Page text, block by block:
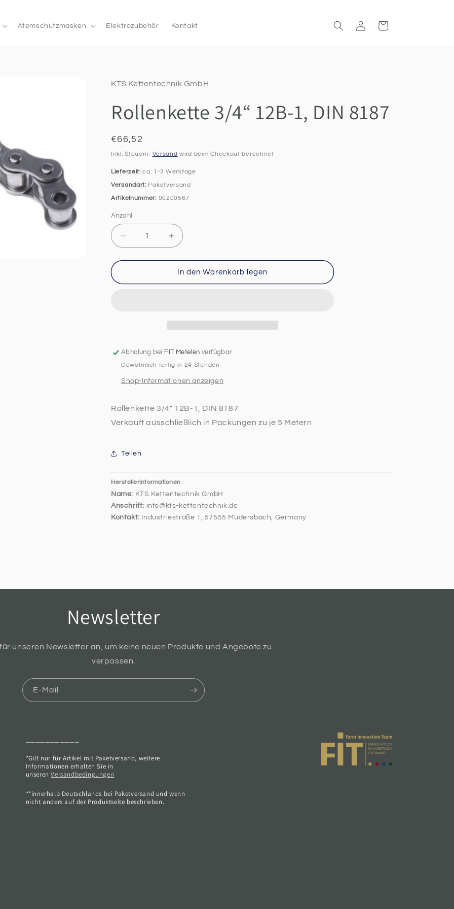
Atemschutzmasken Elektrozubehör Kontakt EinloggenWarenkorb
KTS Kettentechnik GmbH
Rollenkette 3/4“ 12B-1, DIN 8187
Normaler
Preis
€66,52
Inkl. Steuern. Versand wird beim Checkout berechnet
Lieferzeit: ca. 1-3 Werktage
Versandart: Paketversand
Artikelnummer:00200567
Anzahl
Anzahl
Verringere
die
Menge
Rollenkette
Erhöhe
die
Menge
für
Rollenkette
In den Warenkorb legen
Abholung bei FIT Metelen verfügbar
Gewöhnlich fertig in 24 Stunden
Shop-Informationen anzeigen
Rollenkette 3/4" 12B-1, DIN 8187
Verkauft ausschließlich in Packungen zu je 5 Metern
Teilen
Herstellerinformationen
Name: KTS Kettentechnik GmbH
Anschrift: info@kts-kettentechnik.de
Kontakt: Industriestraße 1, 57555 Mudersbach, Germany
Newsletter
unseren Newsletter an, um keine neuen Produkte und Angebote zu
verpassen.
E-Mail
*Gilt nur für Artikel mit Paketversand, weitere
Informationen erhalten Sie in
unserenVersandbedingungen
**innerhalb Deutschlands bei Paketversand und wenn
nicht anders auf der Produktseite beschrieben.